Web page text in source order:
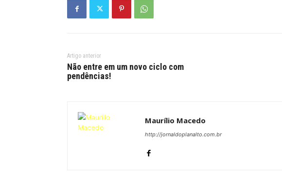
Artigo anterior
Não entre em um novo ciclo com
pendências!
Maurílio Macedo
http://jornaldoplanalto.com.br